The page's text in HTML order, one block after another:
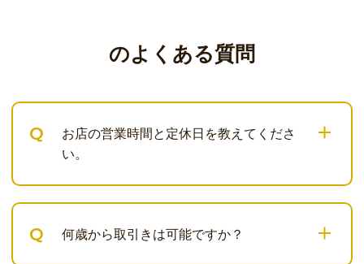
のよくある質問
Q
お店の営業時間と定休日を教えてくださ
い。
Q 何歳から取引きは可能ですか？